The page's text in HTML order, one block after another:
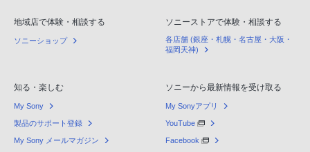
地域店で体験・相談する
ソニーショップ
ソニーストアで体験・相談する
各店舗 (銀座・札幌・名古屋・大阪・
福岡天神)
知る・楽しむ
My Sony
製品のサポート登録
My Sony メールマガジン
ソニーから最新情報を受け取る
My Sonyアプリ
YouTube
Facebook